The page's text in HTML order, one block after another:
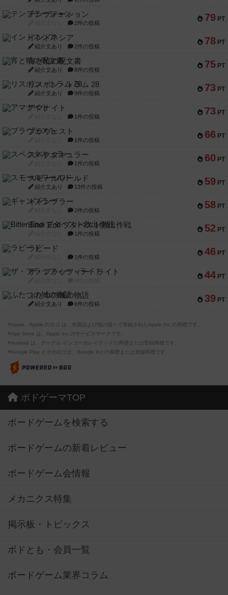
79 PT
テンプテーション
2件の投稿
78 PT
インドネシア
紹介文あり 2件の投稿
75 PT
宵と暁の呪文書
紹介文あり 8件の投稿
73 PT
リスボン・トラム 28
紹介文あり 9件の投稿
73 PT
アマナイト
1件の投稿
66 PT
ブラヴェスト
1件の投稿
60 PT
スペクタキュラー
1件の投稿
59 PT
スモールワールド
紹介文あり 13件の投稿
58 PT
ギャンブラー
2件の投稿
52 PT
Bitter End ブタペスト救出作戦
1件の投稿
46 PT
ラピード
1件の投稿
44 PT
ザ・フラッフィー・ライト
39 PT
ふたつの城の物語
紹介文あり 6件の投稿
※Apple、Apple のロゴ は、米国および他の国々で登録されたApple Inc.の商標です。
※App Store は、Apple Inc.のサービスマークです。
※Android は、グーグル インコーポレイテッドの商標または登録商標です。
※Google Play とそのロゴは、Google Inc.の商標または登録商標です。
ボドゲーマTOP
ボードゲームを検索する
ボードゲームの新着レビュー
ボードゲーム会情報
メカニクス特集
掲示板・トピックス
ボドとも・会員一覧
ボードゲーム業界コラム